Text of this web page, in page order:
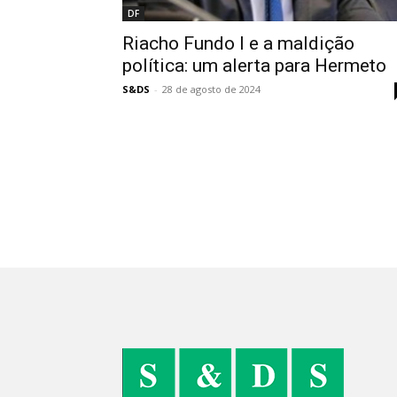
DF
Riacho Fundo I e a maldição
política: um alerta para Hermeto
S&DS - 28 de agosto de 2024